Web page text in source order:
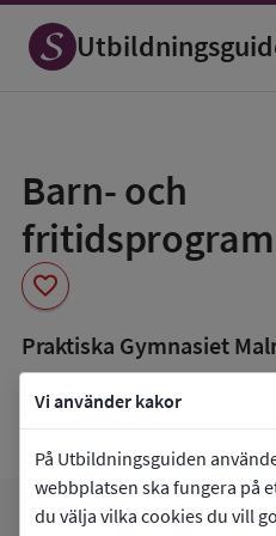
Vi använder kakor
På Utbildningsguiden
webbplatsen ska fungera på
du välja vilka cookies du vill
Barn- och
favorite
som
favorit
Praktiska Gymnasiet
book_5 Inriktning som finns
Pedagogiskt och socialt
Gå tillPraktiska